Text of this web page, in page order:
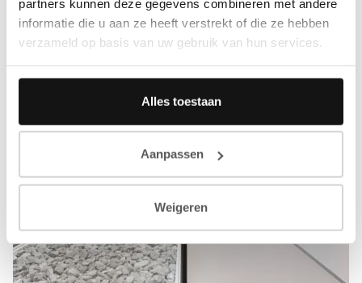
partners kunnen deze gegevens combineren met andere
informatie die u aan ze heeft verstrekt of die ze hebben
verzameld op basis van uw gebruik van hun services.
Alles toestaan
Aanpassen
Weigeren